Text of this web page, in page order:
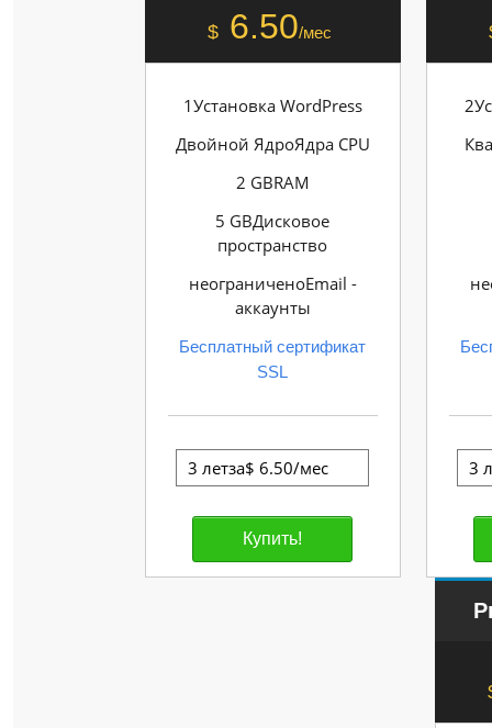
$ 6.50/мес
1Установка WordPress
Двойной ЯдроЯдра CPU
2 GBRAM
5 GBДисковое
пространство
неограниченоEmail -
аккаунты
Бесплатный сертификат
SSL